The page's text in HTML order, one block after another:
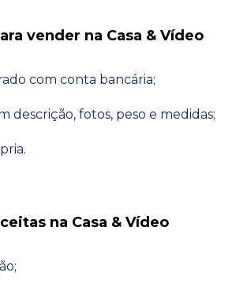
vender na Casa & Vídeo
com conta bancária;
descrição, fotos, peso e medidas;
na Casa & Vídeo